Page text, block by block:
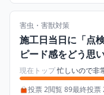
害虫・害獣対策
施工日当日に「点
ピード感をどう思
現在トップ忙しいので非
投票 2閲覧 89最終投